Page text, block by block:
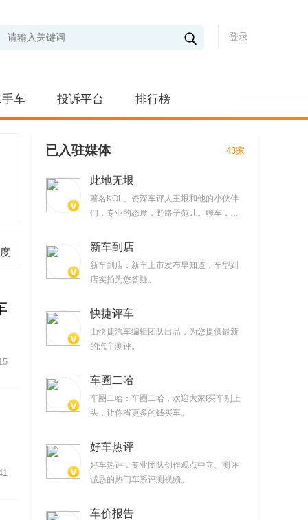
登录
车 投诉平台 排行榜
已入驻媒体 43家
此地无垠
著名KOL、资深车评人王垠和他的小伙伴
们，专业的态度，野路子范儿。聊车，但
视频
新车到店
新车到店：新车上市发布早知道，车型到
店实拍为您答疑。
快捷评车
由快捷汽车编辑团队出品，为您提供最新
的汽车测评。
车圈二哈
车圈二哈：车圈二哈，欢迎大家!买车别上
头，让你省更多的钱买车。
好车热评
好车热评：专业团队创作观点中立、测评
诚恳的热门车系评测视频。
车价报告